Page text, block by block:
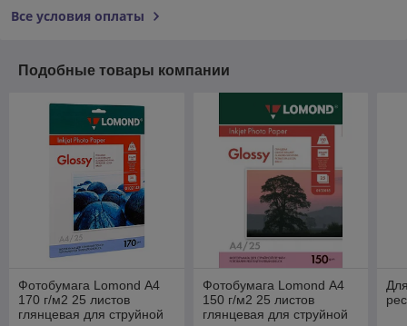
Все условия оплаты
Подобные товары компании
Фотобумага Lomond А4
170 г/м2 25 листов
глянцевая для струйной
Фотобумага Lomond А4
150 г/м2 25 листов
глянцевая для струйной